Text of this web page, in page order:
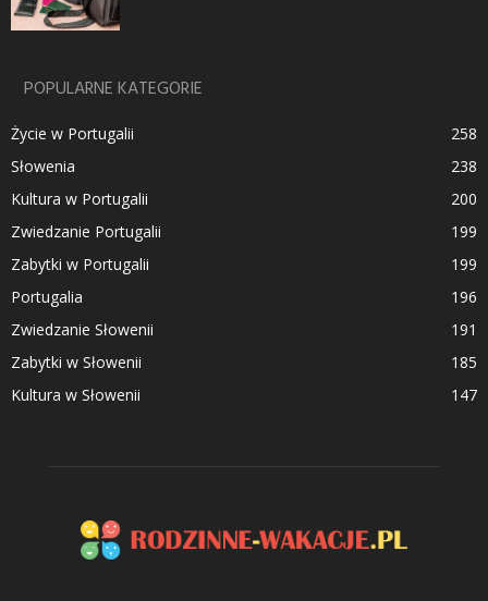
POPULARNE KATEGORIE
Życie w Portugalii
258
Słowenia
238
Kultura w Portugalii
200
Zwiedzanie Portugalii
199
Zabytki w Portugalii
199
Portugalia
196
Zwiedzanie Słowenii
191
Zabytki w Słowenii
185
Kultura w Słowenii
147